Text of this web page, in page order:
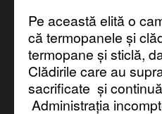
Pe această elită o
că termopanele și
termopane și sticlă,
Clădirile care au
sacrificate și
Administrația